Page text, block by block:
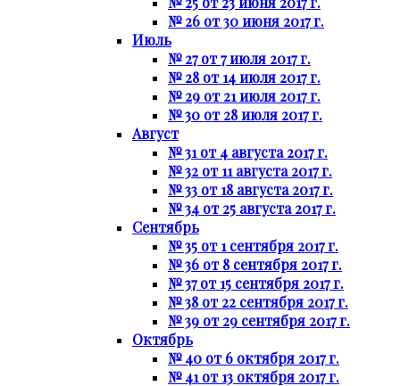
№ 26 от 30 июня 2017 г.
Июль
№ 27 от 7 июля 2017 г.
№ 28 от 14 июля 2017 г.
№ 29 от 21 июля 2017 г.
№ 30 от 28 июля 2017 г.
Август
№ 31 от 4 августа 2017 г.
№ 32 от 11 августа 2017 г.
№ 33 от 18 августа 2017 г.
№ 34 от 25 августа 2017 г.
Сентябрь
№ 35 от 1 сентября 2017 г.
№ 36 от 8 сентября 2017 г.
№ 37 от 15 сентября 2017 г.
№ 38 от 22 сентября 2017 г.
№ 39 от 29 сентября 2017 г.
Октябрь
№ 40 от 6 октября 2017 г.
№ 41 от 13 октября 2017 г.